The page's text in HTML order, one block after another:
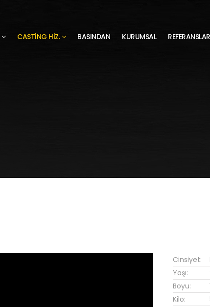
CASTING HIZ. BASINDAN KURUMSAL REFERANSLAR
Cinsiyet:
Yaşı:
Boyu:
Kilo: